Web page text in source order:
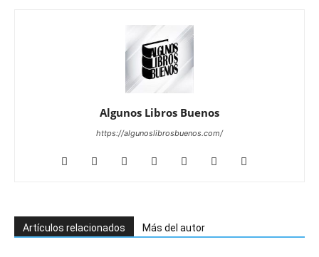
Algunos Libros Buenos
https://algunoslibrosbuenos.com/
Artículos relacionados Más del autor